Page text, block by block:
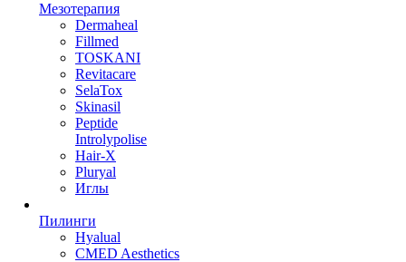
Мезотерапия
Dermaheal
Fillmed
TOSKANI
Revitacare
SelaTox
Skinasil
Peptide
Introlypolise
Hair-X
Pluryal
Иглы
Пилинги
Hyalual
CMED Aesthetics